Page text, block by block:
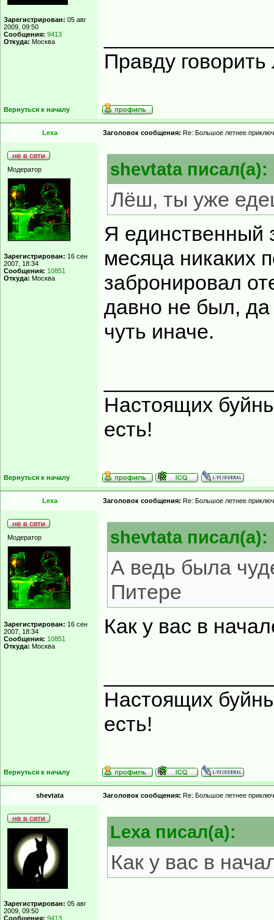
Зарегистрирован: 05 авг
2009, 09:50
Сообщения: 9413
Откуда: Москва
Правду
Вернуться к началу
Lexa Заголовок сообщения: Re: Большое летнее
Модератор
Зарегистрирован: 16 сен
2007, 18:34
Сообщения: 10851
Откуда: Москва
shevtata писал(а):
Лёш, ты уже
Я единственный
месяца никаких
забронировал
давно не был, да
чуть иначе.
Настоящих
есть!
Вернуться к началу
Lexa Заголовок сообщения: Re: Большое летнее
Модератор
Зарегистрирован: 16 сен
2007, 18:34
Сообщения: 10851
Откуда: Москва
shevtata писал(а):
А ведь была
Питере
Как у вас в
Настоящих
есть!
Вернуться к началу
shevtata Заголовок сообщения: Re: Большое летнее
Зарегистрирован: 05 авг
2009, 09:50
Сообщения: 9413
Lexa писал(а):
Как у вас в